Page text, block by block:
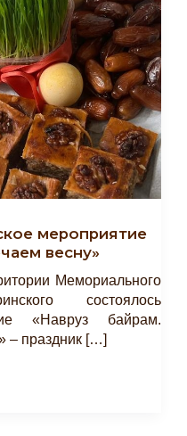
мероприятие
весну»
Мемориального
состоялось
«Навруз байрам.
– праздник […]